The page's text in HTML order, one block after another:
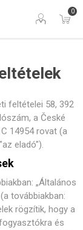
0
feltételei 58, 392
a České
14954 rovat (a
eladó").
„Általános
továbbiakban:
rögzítik, hogy a
és